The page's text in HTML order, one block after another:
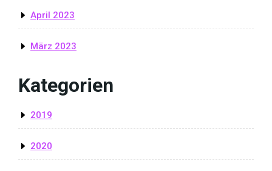
April 2023
März 2023
Kategorien
2019
2020